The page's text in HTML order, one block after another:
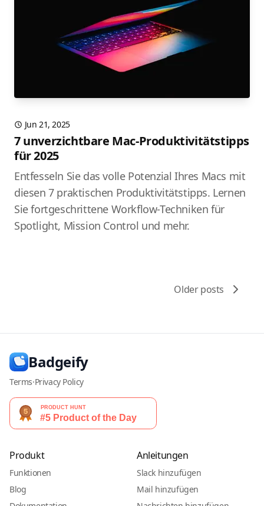
Jun 21, 2025
7 unverzichtbare Mac-Produktivitätstipps
für 2025
Entfesseln Sie das volle Potenzial Ihres Macs mit
diesen 7 praktischen Produktivitätstipps. Lernen
Sie fortgeschrittene Workflow-Techniken für
Spotlight, Mission Control und mehr.
Older posts
Badgeify
Terms·Privacy Policy
Produkt
Funktionen
Blog
Anleitungen
Slack hinzufügen
Mail hinzufügen